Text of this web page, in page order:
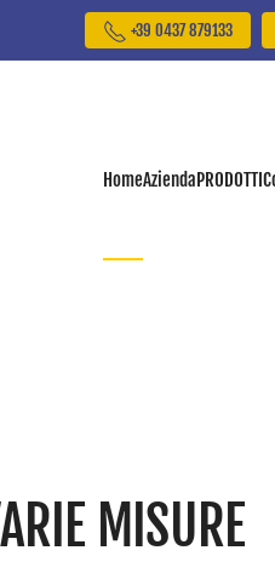
+39 0437 879133
HomeAziendaPRODOTTI
MISURE